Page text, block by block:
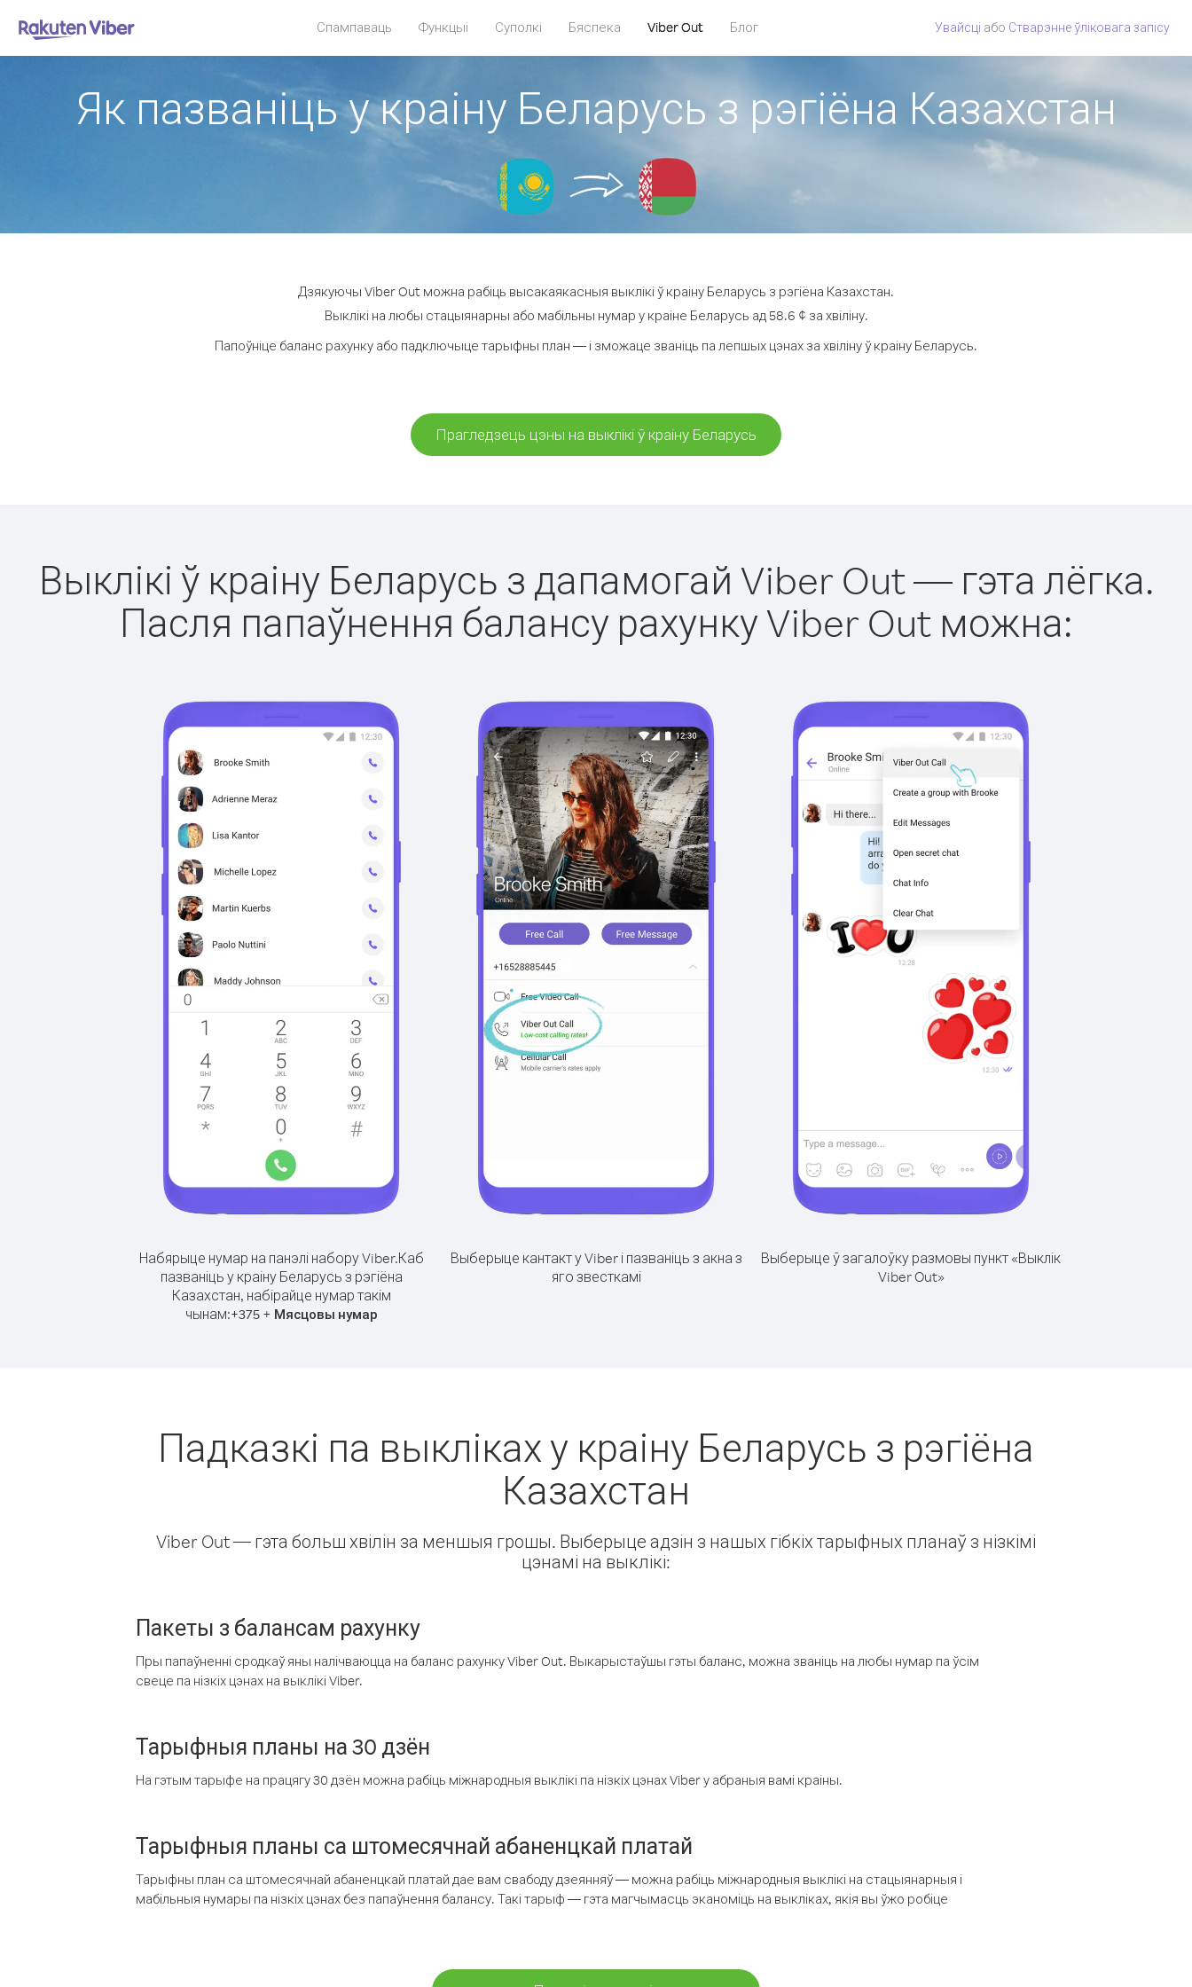
Спампаваць Функцыі Суполкі Бяспека Viber Out Блог Увайсці або Стварэнне ўліковага запісу
Як пазваніць у краіну Беларусь з рэгіёна Казахстан
Дзякуючы Viber Out можна рабіць высакаякасныя выклікі ў краіну Беларусь з рэгіёна Казахстан.
Выклікі на любы стацыянарны або мабільны нумар у краіне Беларусь ад 58.6 ¢ за хвіліну.
Папоўніце баланс рахунку або падключыце тарыфны план — і зможаце званіць па лепшых цэнах за хвіліну ў краіну Беларусь.
Прагледзець цэны на выклікі ў краіну Беларусь
Выклікі ў краіну Беларусь з дапамогай Viber Out — гэта лёгка.
Пасля папаўнення балансу рахунку Viber Out можна:
Набярыце нумар на панэлі набору Viber.Каб
пазваніць у краіну Беларусь з рэгіёна
Казахстан, набірайце нумар такім
чынам:+375+ Мясцовы нумар
Выберыце кантакт у Viber і пазваніць з акна з
яго звесткамі
Выберыце ў загалоўку размовы пункт «Выклік
Viber Out»
Падказкі па выкліках у краіну Беларусь з рэгіёна
Казахстан
Viber Out — гэта больш хвілін за меншыя грошы. Выберыце адзін з нашых гібкіх тарыфных планаў з нізкімі
цэнамі на выклікі:
Пакеты з балансам рахунку
Пры папаўненні сродкаў яны налічваюцца на баланс рахунку Viber Out. Выкарыстаўшы гэты баланс, можна званіць на любы нумар па ўсім
свеце па нізкіх цэнах на выклікі Viber.
Тарыфныя планы на 30 дзён
На гэтым тарыфе на працягу 30 дзён можна рабіць міжнародныя выклікі па нізкіх цэнах Viber у абраныя вамі краіны.
Тарыфныя планы са штомесячнай абаненцкай платай
Тарыфны план са штомесячнай абаненцкай платай дае вам свабоду дзеянняў — можна рабіць міжнародныя выклікі на стацыянарныя і
мабільныя нумары па нізкіх цэнах без папаўнення балансу. Такі тарыф — гэта магчымасць эканоміць на выкліках, якія вы ўжо робіце